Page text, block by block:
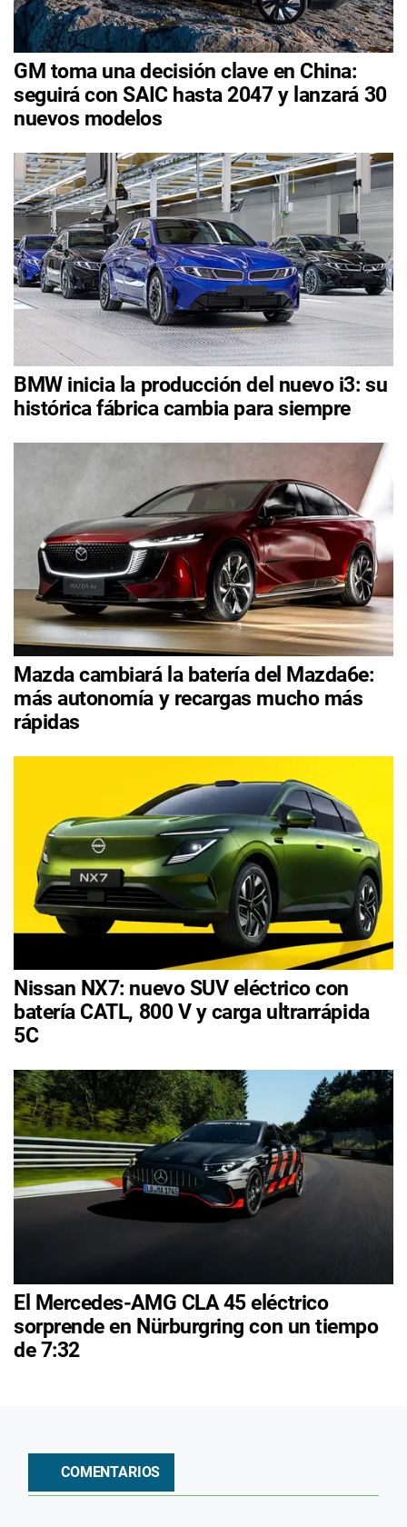
GM toma una decisión clave en China:
seguirá con SAIC hasta 2047 y lanzará 30
nuevos modelos
BMW inicia la producción del nuevo i3: su
histórica fábrica cambia para siempre
Mazda cambiará la batería del Mazda6e:
más autonomía y recargas mucho más
rápidas
Nissan NX7: nuevo SUV eléctrico con
batería CATL, 800 V y carga ultrarrápida
5C
El Mercedes-AMG CLA 45 eléctrico
sorprende en Nürburgring con un tiempo
de 7:32
COMENTARIOS